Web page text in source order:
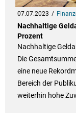
07.07.2023
Nachhaltige
Prozent
Nachhaltige
Die
eine neue
Bereich der
weiterhin hohe